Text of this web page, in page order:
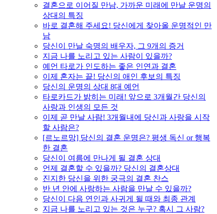
결혼으로 이어질 만남, 가까운 미래에 만날 운명의
상대의 특징
바로 결혼해 주세요! 당신에게 찾아올 운명적인 만
남
당신이 만날 숙명의 배우자, 그 9개의 증거
지금 나를 노리고 있는 사람이 있을까?
예언 타로가 인도하는 좋은 인연과 결혼
이제 혼자는 끝! 당신의 애인 후보의 특징
당신의 운명의 상대 8대 예언
타로카드가 밝히는 미래! 앞으로 3개월간 당신의
사랑과 인생의 모든 것
이제 곧 만날 사람! 3개월내에 당신과 사랑을 시작
할 사람은?
[르노르망] 당신의 결혼 운명은? 평생 독신 or 행복
한 결혼
당신이 여름에 만나게 될 결혼 상대
언제 결혼할 수 있을까? 당신의 결혼상대
진지한 당신을 위한 궁극의 결혼 찬스
반 년 안에 사랑하는 사람을 만날 수 있을까?
당신이 다음 연인과 사귀게 될 때와 최종 관계
지금 나를 노리고 있는 것은 누구? 혹시 그 사람?